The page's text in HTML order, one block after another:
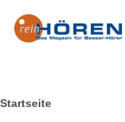
Pfadnavigation
Startseite